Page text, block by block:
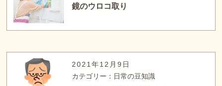
鏡のウロコ取り
2021年12月9日
カテゴリー：日常の豆知識